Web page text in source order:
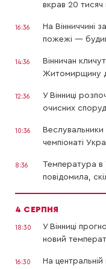
вкрав 20 тисяч
16:36
На Вінниччині
пожежі —
14:36
Вінничан
Житомирщину
12:36
У Вінниці
очисних
10:36
Веслувальники
чемпіонаті
8:36
Температура в
повідомила,
4 СЕРПНЯ
18:30
У Вінниці
новий
16:30
На центральній